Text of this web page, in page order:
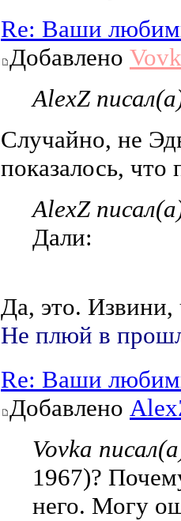
Re: Ваши
Добавлено
AlexZ
Случайно, не
показалось,
AlexZ
Дали:
Да, это. Извини,
Не плюй в
Re: Ваши
Добавлено
Vovka
1967)?
него. Могу